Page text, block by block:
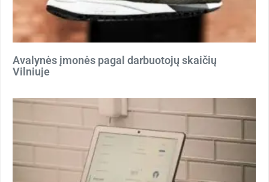
Avalynės įmonės pagal darbuotojų skaičių
Vilniuje